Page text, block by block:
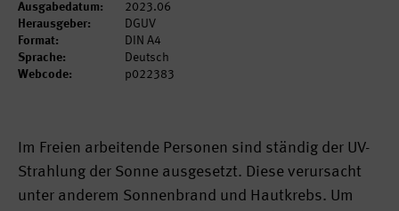
Ausgabedatum:
2023.06
Herausgeber:
DGUV
Format:
DIN A4
Sprache:
Deutsch
Webcode:
p022383
Im Freien arbeitende Personen sind ständig der UV-
Strahlung der Sonne ausgesetzt. Diese verursacht
unter anderem Sonnenbrand und Hautkrebs. Um